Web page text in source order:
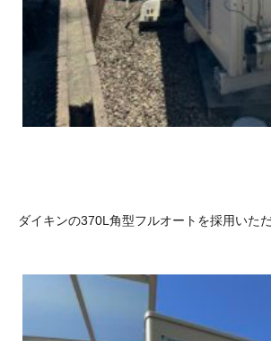
ダイキンの370L角型フルオートを採用いただ